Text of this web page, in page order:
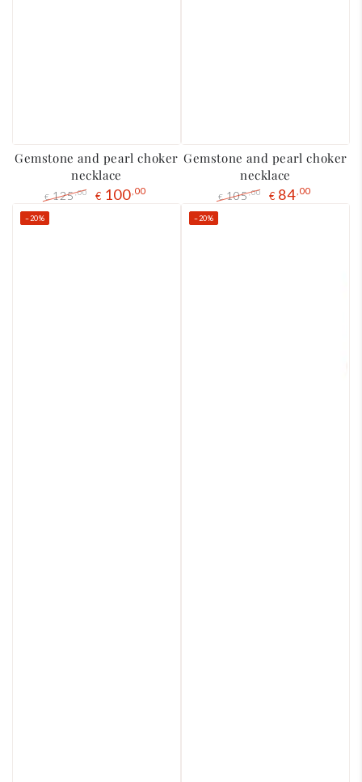
Gemstone and pearl choker
necklace
Regular
price
€ 125,00 € 100 ,00
Gemstone and pearl choker
necklace
Regular
price
€ 105,00 € 84 ,00
–20% –20%